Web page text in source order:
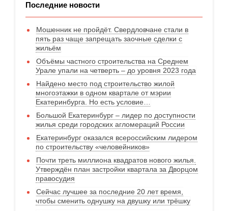
Последние новости
Мошенник не пройдёт. Свердловчане стали в
пять раз чаще запрещать заочные сделки с
жильём
Объёмы частного строительства на Среднем
Урале упали на четверть – до уровня 2023 года
Найдено место под строительство жилой
многоэтажки в одном квартале от мэрии
Екатеринбурга. Но есть условие…
Большой Екатеринбург – лидер по доступности
жилья среди городских агломераций России
Екатеринбург оказался всероссийским лидером
по строительству «человейников»
Почти треть миллиона квадратов нового жилья.
Утверждён план застройки квартала за Дворцом
правосудия
Сейчас лучшее за последние 20 лет время,
чтобы сменить однушку на двушку или трёшку